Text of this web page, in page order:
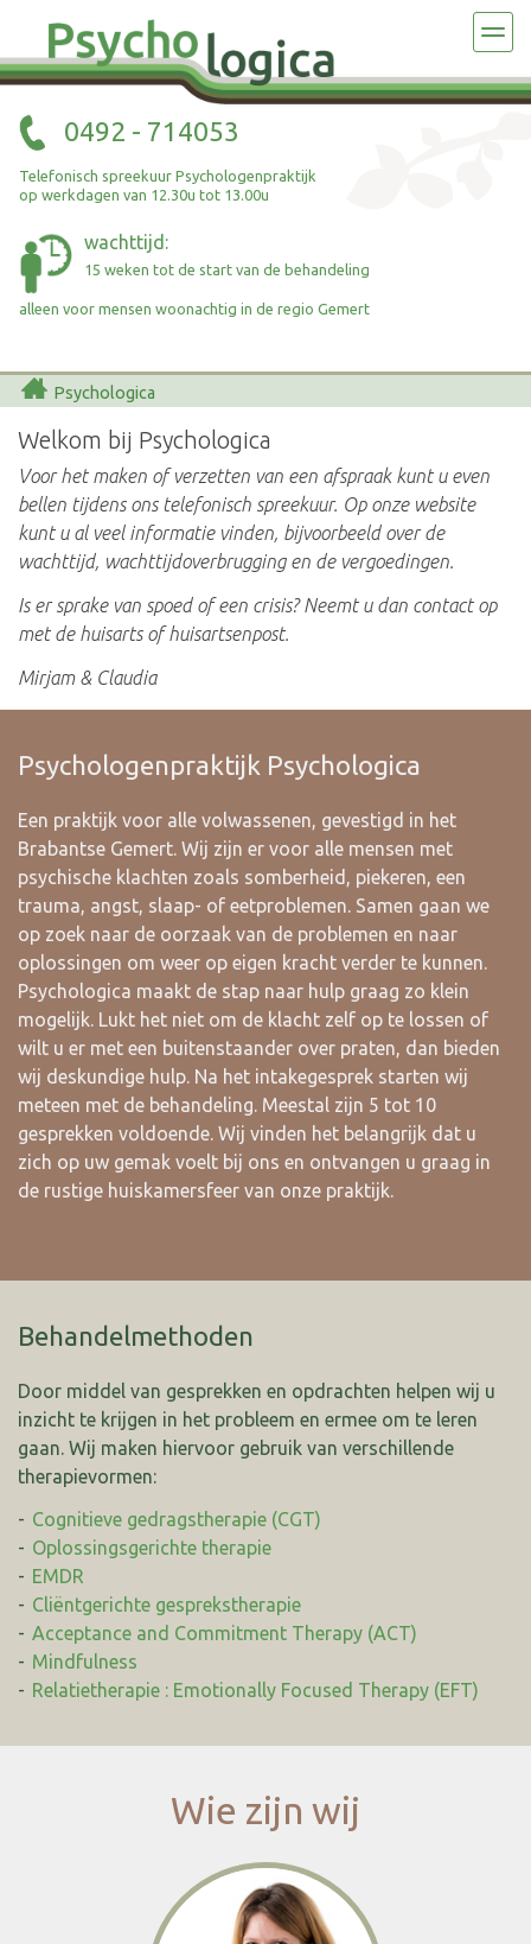
DE PRAKTIJK
AANMELDEN
AAN DE SLAG
ZORGAANBOD
OVER ONS
0492 - 714053
Telefonisch spreekuur Psychologenpraktijk
op werkdagen van 12.30u tot 13.00u
wachttijd:
15 weken tot de start van de behandeling
alleen voor mensen woonachtig in de regio Gemert
Psychologica
Welkom bij Psychologica
Voor het maken of verzetten van een afspraak kunt u even
bellen tijdens ons telefonisch spreekuur. Op onze website
kunt u al veel informatie vinden, bijvoorbeeld over de
wachttijd, wachttijdoverbrugging en de vergoedingen.
Is er sprake van spoed of een crisis? Neemt u dan contact op
met de huisarts of huisartsenpost.
Mirjam & Claudia
Psychologenpraktijk Psychologica
Een praktijk voor alle volwassenen, gevestigd in het
Brabantse Gemert. Wij zijn er voor alle mensen met
psychische klachten zoals somberheid, piekeren, een
trauma, angst, slaap- of eetproblemen. Samen gaan we
op zoek naar de oorzaak van de problemen en naar
oplossingen om weer op eigen kracht verder te kunnen.
Psychologica maakt de stap naar hulp graag zo klein
mogelijk. Lukt het niet om de klacht zelf op te lossen of
wilt u er met een buitenstaander over praten, dan bieden
wij deskundige hulp. Na het intakegesprek starten wij
meteen met de behandeling. Meestal zijn 5 tot 10
gesprekken voldoende. Wij vinden het belangrijk dat u
zich op uw gemak voelt bij ons en ontvangen u graag in
de rustige huiskamersfeer van onze praktijk.
Behandelmethoden
Door middel van gesprekken en opdrachten helpen wij u
inzicht te krijgen in het probleem en ermee om te leren
gaan. Wij maken hiervoor gebruik van verschillende
therapievormen:
Cognitieve gedragstherapie (CGT)
Oplossingsgerichte therapie
EMDR
Cliëntgerichte gesprekstherapie
Acceptance and Commitment Therapy (ACT)
Mindfulness
Relatietherapie : Emotionally Focused Therapy (EFT)
Wie zijn wij